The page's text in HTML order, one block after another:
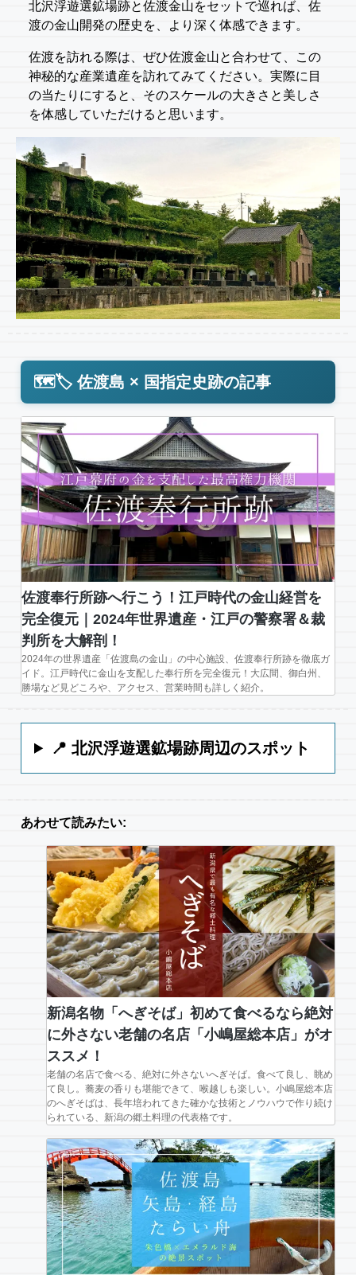
北沢浮遊選鉱場跡と佐渡金山をセットで巡れば、佐
渡の金山開発の歴史を、より深く体感できます。
佐渡を訪れる際は、ぜひ佐渡金山と合わせて、この
神秘的な産業遺産を訪れてみてください。実際に目
の当たりにすると、そのスケールの大きさと美しさ
を体感していただけると思います。
🗺️🏷️ 佐渡島 × 国指定史跡の記事
佐渡奉行所跡へ行こう！江戸時代の金山経営を
完全復元｜2024年世界遺産・江戸の警察署＆裁
判所を大解剖！
2024年の世界遺産「佐渡島の金山」の中心施設、佐渡奉行所跡を徹底ガ
イド。江戸時代に金山を支配した奉行所を完全復元！大広間、御白州、
勝場など見どころや、アクセス、営業時間も詳しく紹介。
📍 北沢浮遊選鉱場跡周辺のスポット
あわせて読みたい:
新潟名物「へぎそば」初めて食べるなら絶対
に外さない老舗の名店「小嶋屋総本店」がオ
ススメ！
老舗の名店で食べる、絶対に外さないへぎそば。食べて良し、眺め
て良し。蕎麦の香りも堪能できて、喉越しも楽しい。小嶋屋総本店
のへぎそばは、長年培われてきた確かな技術とノウハウで作り続け
られている、新潟の郷土料理の代表格です。